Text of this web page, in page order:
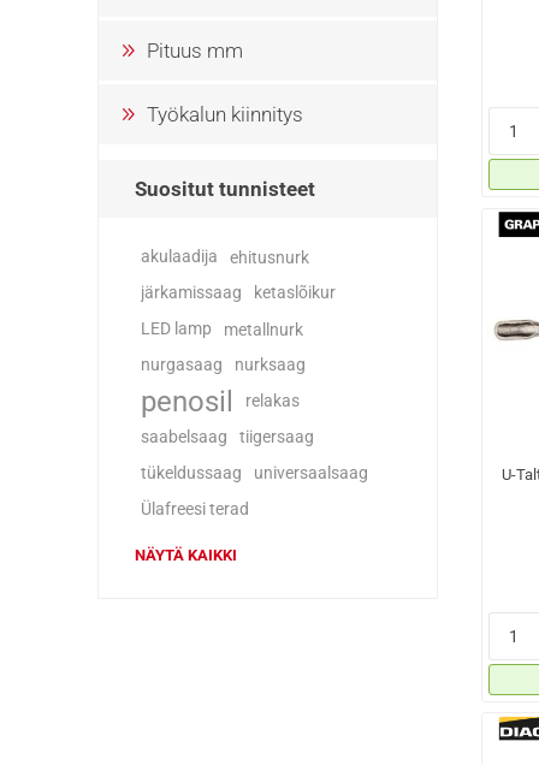
U-
Pituus mm
Työkalun kiinnitys
Suositut tunnisteet
akulaadija ehitusnurk
järkamissaag
ketaslõikur
LED lamp
metallnurk
nurgasaag nurksaag
penosil
relakas
saabelsaag
tiigersaag
tükeldussaag
universaalsaag
Ülafreesi terad
NÄYTÄ KAIKKI